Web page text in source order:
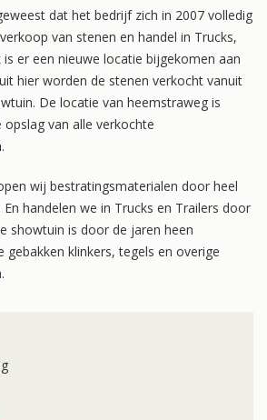
dat het bedrijf zich in 2007 volledig
van stenen en handel in Trucks,
is er een nieuwe locatie bijgekomen aan
hier worden de stenen verkocht vanuit
De locatie van heemstraweg is
van alle verkochte
wij bestratingsmaterialen door heel
handelen we in Trucks en Trailers door
showtuin is door de jaren heen
gebakken klinkers, tegels en overige